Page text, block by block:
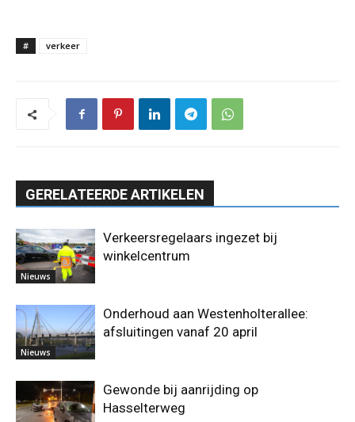
# verkeer
GERELATEERDE ARTIKELEN
Nieuws
Verkeersregelaars ingezet bij
winkelcentrum
Nieuws
Onderhoud aan Westenholterallee:
afsluitingen vanaf 20 april
Gewonde bij aanrijding op
Hasselterweg